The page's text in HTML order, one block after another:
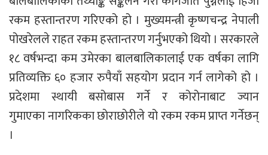
रकम हस्तान्तरण गरिएको हो । मुख्यमन्त्री कृष्णचन्द्र नेपाली
पोखरेलले राहत रकम हस्तान्तरण गर्नुभएको थियो । सरकारले
१८ वर्षभन्दा कम उमेरका बालबालिकालाई एक वर्षका लागि
प्रतिव्यक्ति ६० हजार रुपैयाँ सहयोग प्रदान गर्न लागेको हो ।
प्रदेशमा स्थायी बसोबास गर्ने र कोरोनाबाट ज्यान
गुमाएका नागरिकका छाेराछाेरीले यो रकम रकम प्राप्त गर्नेछन्
।